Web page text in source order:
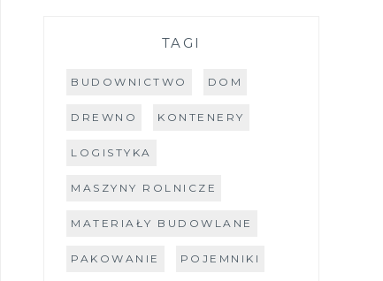
TAGI
BUDOWNICTWO DOM
DREWNO KONTENERY
LOGISTYKA
MASZYNY ROLNICZE
MATERIAŁY BUDOWLANE
PAKOWANIE POJEMNIKI